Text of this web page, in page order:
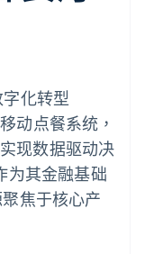
化转型
动点餐系统，
现数据驱动决
为其金融基础
焦于核心产